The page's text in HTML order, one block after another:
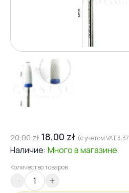
20,00zł 18,00 zł (с учетом VAT3,37
Наличие: Многов магазине
Количество товаров